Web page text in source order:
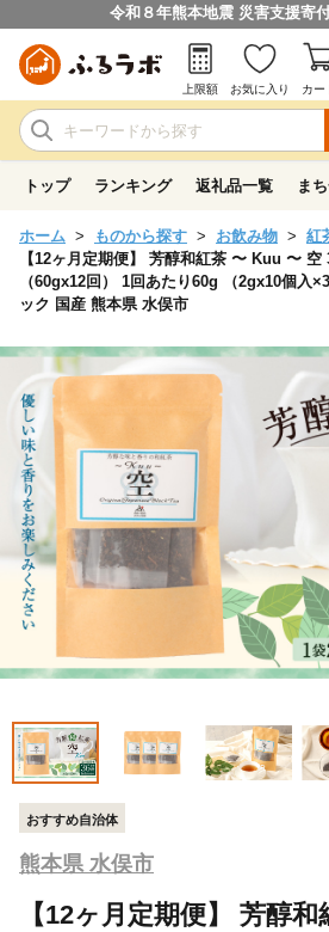
令和８年熊本地震 災害支援寄
上限額 お気に入り カー
トップ ランキング 返礼品一覧 ま
ホーム ものから探す お飲み物
紅
【12ヶ月定期便】 芳醇和紅茶 〜 Kuu 〜
（60gx12回） 1回あたり60g （2gx10個入
ック 国産 熊本県 水俣市
おすすめ自治体
熊本県 水俣市
【12ヶ月定期便】 芳醇